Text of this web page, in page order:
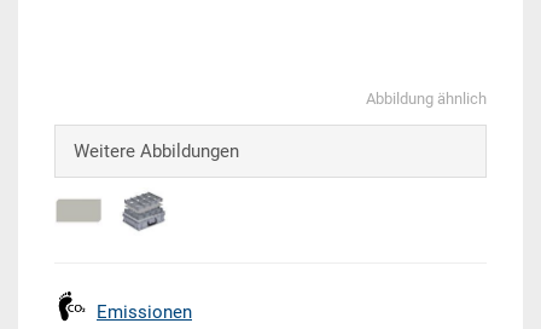
Abbildung ähnlich
Weitere Abbildungen
Emissionen